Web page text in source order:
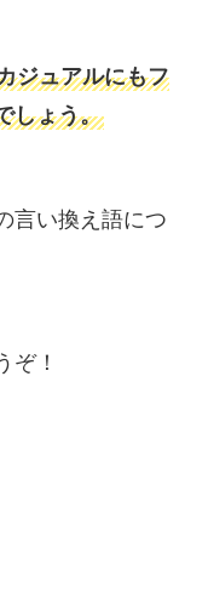
ジュアルにもフ
しょう。
言い換え語につ
ぞ！